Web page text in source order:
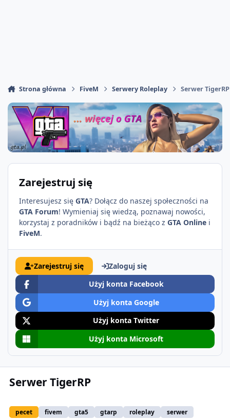
Strona główna FiveM Serwery Roleplay Serwer TigerRP
Zarejestruj się
Interesujesz się GTA? Dołącz do naszej społeczności na
GTA Forum! Wymieniaj się wiedzą, poznawaj nowości,
korzystaj z poradników i bądź na bieżąco z GTA Online i
FiveM.
Zarejestruj się
Zaloguj się
Użyj konta Facebook
Użyj konta Google
Użyj konta Twitter
Użyj konta Microsoft
Serwer TigerRP
pecet fivem gta5 gtarp roleplay serwer